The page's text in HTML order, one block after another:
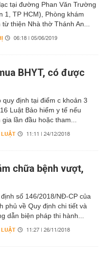
tại đường Phan Văn Trường
1, TP HCM), Phòng khám
từ thiện Nhà thờ Thánh An...
06:18 | 05/06/2019
BHYT, có được
quy định tại điểm c khoản 3
Luật Bảo hiểm y tế nếu
gia lần đầu hoặc tham...
11:11 | 24/12/2018
chữa bệnh vượt,
định số 146/2018/NĐ-CP của
phủ về Quy định chi tiết và
dẫn biện pháp thi hành...
11:27 | 26/11/2018